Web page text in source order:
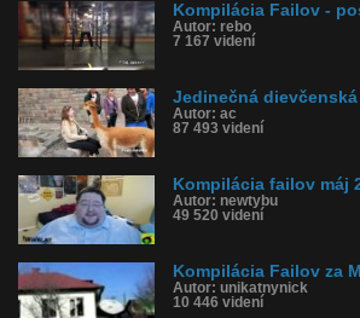
Kompilácia Failov -
Autor: rebo
7 167 videní
Jedinečná
Autor: ac
87 493 videní
Kompilácia failov máj
Autor: newtybu
49 520 videní
Kompilácia Failov za
Autor: unikatnynick
10 446 videní